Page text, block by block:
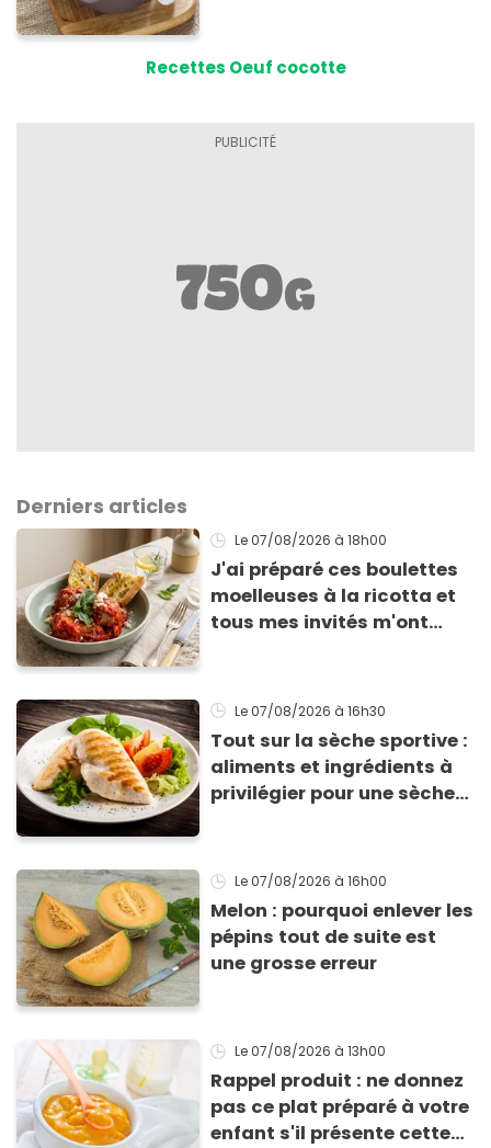
Recettes Oeuf cocotte
Derniers articles
Le 07/08/2026 à 18h00
J'ai préparé ces boulettes
moelleuses à la ricotta et
tous mes invités m'ont
Le 07/08/2026 à 16h30
Tout sur la sèche sportive :
aliments et ingrédients à
privilégier pour une sèche
Le 07/08/2026 à 16h00
Melon : pourquoi enlever les
pépins tout de suite est
une grosse erreur
Le 07/08/2026 à 13h00
Rappel produit : ne donnez
pas ce plat préparé à votre
enfant s'il présente cette